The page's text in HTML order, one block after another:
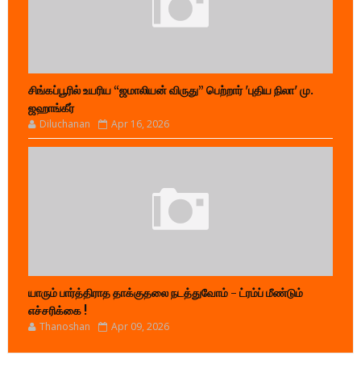
சிங்கப்பூரில் உயரிய “ஜமாலியன் விருது” பெற்றார் 'புதிய நிலா' மு.
ஜஹாங்கீர்
Diluchanan Apr 16, 2026
யாரும் பார்த்திராத தாக்குதலை நடத்துவோம் - ட்ரம்ப் மீண்டும்
எச்சரிக்கை !
Thanoshan Apr 09, 2026